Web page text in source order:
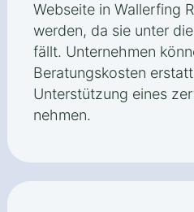
Webseite in Wallerfing
werden, da sie unter
fällt. Unternehmen
Beratungskosten
Unterstützung eines
nehmen.